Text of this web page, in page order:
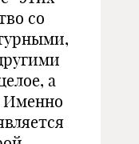
со
а
Именно